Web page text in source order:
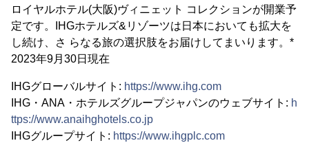
ロイヤルホテル(大阪)ヴィニェット コレクションが開業予
定です。IHGホテルズ&リゾーツは日本においても拡大を
し続け、さ らなる旅の選択肢をお届けしてまいります。*
2023年9月30日現在
IHGグローバルサイト: https://www.ihg.com
IHG・ANA・ホテルズグループジャパンのウェブサイト: h
ttps://www.anaihghotels.co.jp
IHGグループサイト: https://www.ihgplc.com